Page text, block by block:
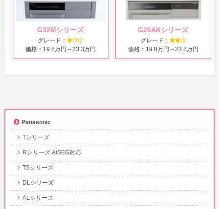
G32Mシリーズ
グレード：
価格：19.8万円～23.3万円
G20AKシリーズ
グレード：
価格：19.8万円～23.8万円
Panasonic
Tシリーズ
Rシリーズ AiSEG対応
TSシリーズ
DLシリーズ
ALシリーズ